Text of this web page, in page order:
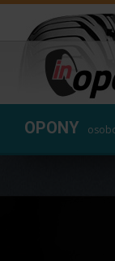
OPONY